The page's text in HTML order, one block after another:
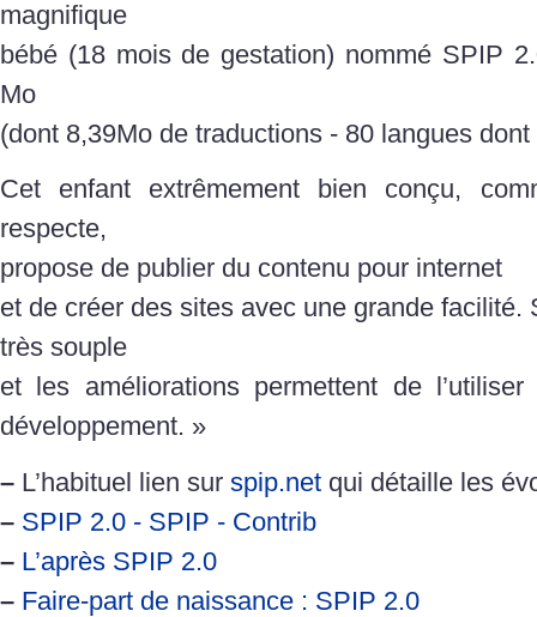
magnifique
bébé (18 mois de gestation) nommé SPIP
Mo
(dont 8,39Mo de traductions - 80 langues
Cet enfant extrêmement bien conçu,
respecte,
propose de publier du contenu pour internet
et de créer des sites avec une grande facilité.
très souple
et les améliorations permettent de
développement. »
– L’habituel lien sur spip.net qui détaille les
– SPIP 2.0 - SPIP - Contrib
– L’après SPIP 2.0
– Faire-part de naissance : SPIP 2.0